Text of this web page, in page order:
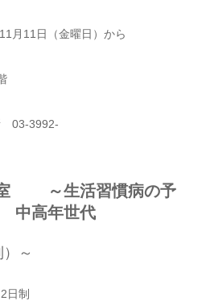
月11日（金曜日）から
03-3992-
室 ～生活習慣病の予
中高年世代
2日制）～
日制